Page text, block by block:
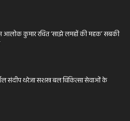
आलोक कुमार रचित ‘साझे लमहों की महक’ सबकी
संदीप थरेजा सशस्त्र बल चिकित्सा सेवाओं के